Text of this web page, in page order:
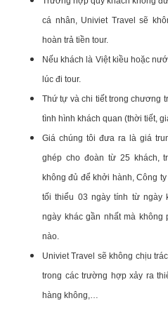
cá nhân, Univiet Travel sẽ
hoàn trả tiền tour.
Nếu khách là Việt kiều hoặc
lúc đi tour.
Thứ tự và chi tiết trong chương
tình hình khách quan (thời tiết,
Giá chúng tôi đưa ra là giá
ghép cho đoàn từ 25 khách,
không đủ để khởi hành, Công
tối thiểu 03 ngày tính từ ngày
ngày khác gần nhất mà
nào.
Univiet Travel sẽ không chịu
trong các trường hợp xảy ra
hàng không,…